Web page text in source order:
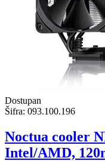
Dostupan
Šifra: 093.100.196
Noctua cooler
Intel/AMD,